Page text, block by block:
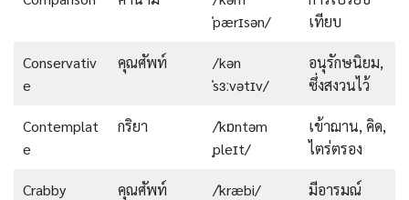
ˈpærɪsən/
เทียบ
Conservativ
e
คุณศัพท์
/kən
ˈsɜːvətɪv/
อนุรักษนิยม,
ซึ่งสงวนไว้
Contemplat
e
กริยา
/ˈkɒntəm
ˌpleɪt/
เข้าฌาน, คิด,
ไตร่ตรอง
Crabby คุณศัพท์ /ˈkræbi/ มีอารมณ์